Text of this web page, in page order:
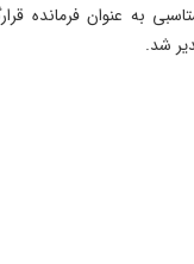
به عنوان فرمانده
شد.